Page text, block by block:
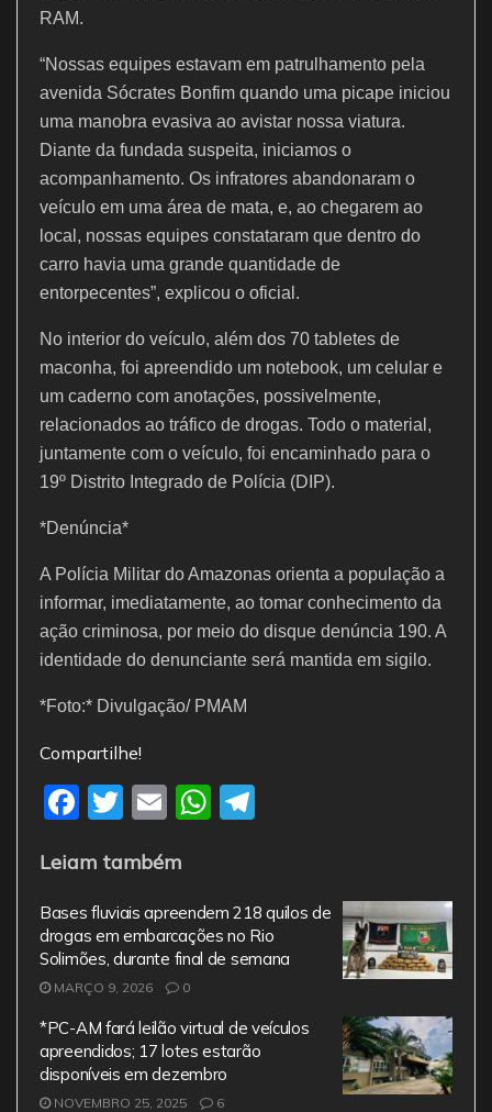
RAM.
“Nossas equipes estavam em patrulhamento pela
avenida Sócrates Bonfim quando uma picape iniciou
uma manobra evasiva ao avistar nossa viatura.
Diante da fundada suspeita, iniciamos o
acompanhamento. Os infratores abandonaram o
veículo em uma área de mata, e, ao chegarem ao
local, nossas equipes constataram que dentro do
carro havia uma grande quantidade de
entorpecentes”, explicou o oficial.
No interior do veículo, além dos 70 tabletes de
maconha, foi apreendido um notebook, um celular e
um caderno com anotações, possivelmente,
relacionados ao tráfico de drogas. Todo o material,
juntamente com o veículo, foi encaminhado para o
19º Distrito Integrado de Polícia (DIP).
*Denúncia*
A Polícia Militar do Amazonas orienta a população a
informar, imediatamente, ao tomar conhecimento da
ação criminosa, por meio do disque denúncia 190. A
identidade do denunciante será mantida em sigilo.
*Foto:* Divulgação/ PMAM
Compartilhe!
F
c
e
b
o
o
k
T
itt
er
E
ai
l
W
s
A
p
p
gr
a
m
Leiam também
Bases fluviais apreendem 218 quilos de
drogas em embarcações no Rio
Solimões, durante final de semana
MARÇO 9, 2026 0
*PC-AM fará leilão virtual de veículos
apreendidos; 17 lotes estarão
disponíveis em dezembro
NOVEMBRO 25, 2025 6